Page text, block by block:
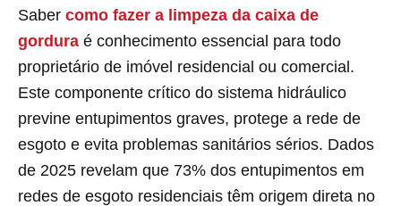
Saber como fazer a limpeza da caixa de
gordura é conhecimento essencial para todo
proprietário de imóvel residencial ou comercial.
Este componente crítico do sistema hidráulico
previne entupimentos graves, protege a rede de
esgoto e evita problemas sanitários sérios. Dados
de 2025 revelam que 73% dos entupimentos em
redes de esgoto residenciais têm origem direta no